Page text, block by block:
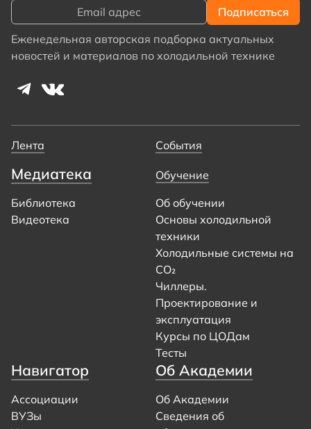
Еженедельная авторская подборка актуальных
новостей и материалов по холодильной технике
Лента События
Медиатека
Библиотека
Видеотека
Обучение
Об обучении
Основы холодильной
техники
Холодильные системы на
CO₂
Чиллеры.
Проектирование и
эксплуатация
Курсы по ЦОДам
Тесты
Навигатор
Ассоциации
ВУЗы
Об Академии
Об Академии
Сведения об